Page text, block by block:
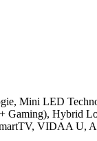
Mini LED
Hybrid
VIDAA U,